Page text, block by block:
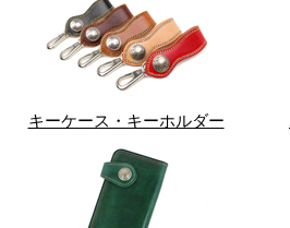
キーケース・キーホルダー